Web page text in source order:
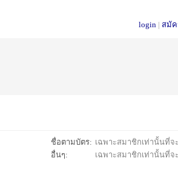
login | สมัค
ชื่อตามบัตร: เฉพาะสมาชิกเท่านั้นที่
อื่นๆ:
เฉพาะสมาชิกเท่านั้นที่